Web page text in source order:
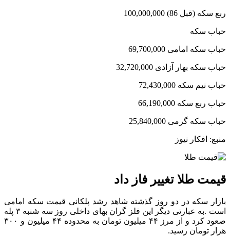
ربع سکه (قبل 86) 100,000,000
حباب سکه
حباب سکه امامی 69,700,000
حباب سکه بهار آزادی 32,720,000
حباب نیم سکه 72,430,000
حباب ربع سکه 66,190,000
حباب سکه گرمی 25,840,000
منبع: افکار نیوز
قیمت طلا تغییر فاز داد
بازار سکه در دو روز گذشته شاهد رشد پلکانی قیمت سکه امامی
است .به عبارتی دیگر این فلز گران بهای داخلی روز سه شنبه ۳ پله
صعود کرد و از مرز ۴۴ میلیون تومان به محدوده ۴۴ میلیون و ۳۰۰
هزار تومان رسید.